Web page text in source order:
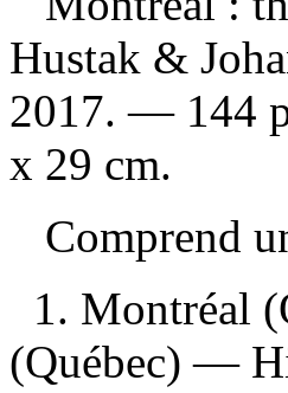
Hustak &
2017. — 144
x 29 cm.
Comprend
1. Montréal
(Québec) —